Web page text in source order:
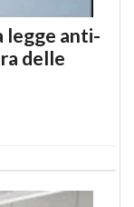
legge anti-
delle